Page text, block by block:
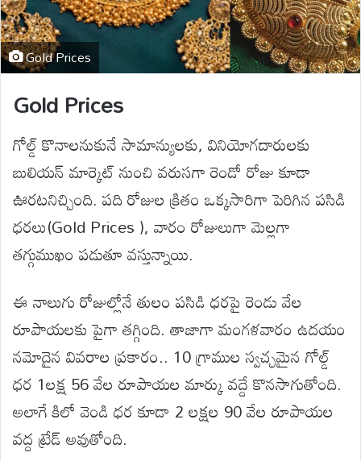
Gold Prices
Gold Prices
గోల్డ్ కొనాలనుకునే సామాన్యులకు, వినియోగదారులకు
బులియన్ మార్కెట్ నుంచి వరుసగా రెండో రోజు కూడా
ఊరటనిచ్చింది. పది రోజుల క్రితం ఒక్కసారిగా పెరిగిన పసిడి
ధరలు(Gold Prices ), వారం రోజులుగా మెల్లగా
తగ్గుముఖం పడుతూ వస్తున్నాయి.
ఈ నాలుగు రోజుల్లోనే తులం పసిడి ధరపై రెండు వేల
రూపాయలకు పైగా తగ్గింది. తాజాగా మంగళవారం ఉదయం
నమోదైన వివరాల ప్రకారం.. 10 గ్రాముల స్వచ్ఛమైన గోల్డ్
ధర 1లక్ష 56 వేల రూపాయల మార్కు వద్దే కొనసాగుతోంది.
అలాగే కిలో వెండి ధర కూడా 2 లక్షల 90 వేల రూపాయల
వద్ద ట్రేడ్ అవుతోంది.